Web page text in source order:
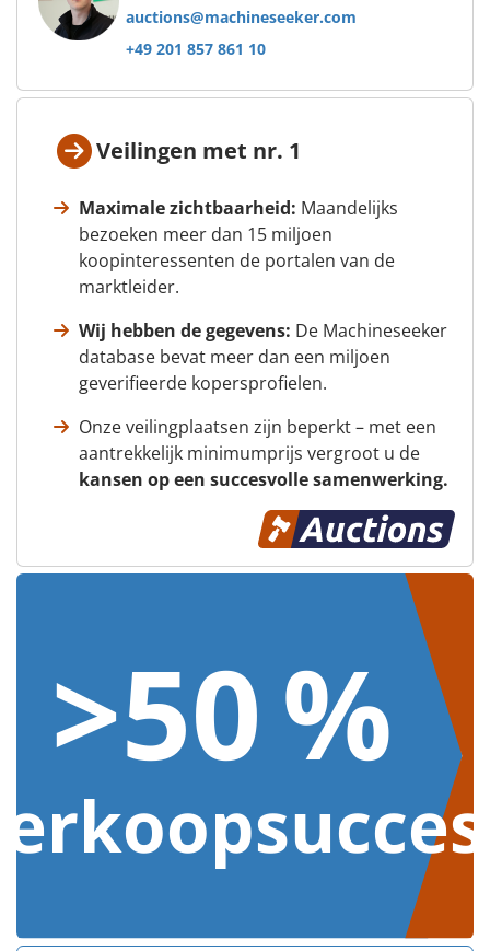
auctions@machineseeker.com
+49 201 857 861 10
Veilingen met nr. 1
Maximale zichtbaarheid: Maandelijks
bezoeken meer dan 15 miljoen
koopinteressenten de portalen van de
marktleider.
Wij hebben de gegevens: De Machineseeker
database bevat meer dan een miljoen
geverifieerde kopersprofielen.
Onze veilingplaatsen zijn beperkt – met een
aantrekkelijk minimumprijs vergroot u de
kansen op een succesvolle samenwerking.
>50 %